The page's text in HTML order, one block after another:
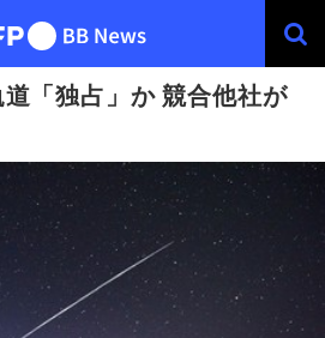
「独占」か 競合他社が